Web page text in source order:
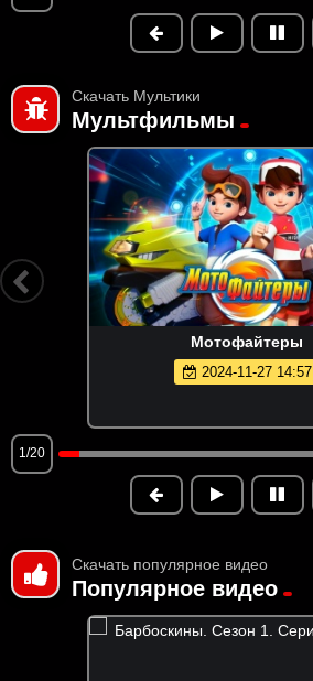
Скачать Мультики
Мультфильмы
Мотофайтеры
2024-11-27 14:57
1/20
Скачать популярное видео
Популярное видео